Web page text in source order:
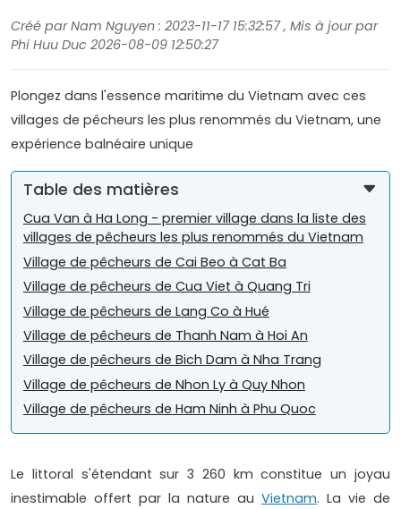
Créé par Nam Nguyen : 2023-11-17 15:32:57 , Mis à jour par
Phi Huu Duc 2026-08-09 12:50:27
Plongez dans l'essence maritime du Vietnam avec ces
villages de pêcheurs les plus renommés du Vietnam, une
expérience balnéaire unique
Table des matières
Cua Van à Ha Long - premier village dans la liste des
villages de pêcheurs les plus renommés du Vietnam
Village de pêcheurs de Cai Beo à Cat Ba
Village de pêcheurs de Cua Viet à Quang Tri
Village de pêcheurs de Lang Co à Hué
Village de pêcheurs de Thanh Nam à Hoi An
Village de pêcheurs de Bich Dam à Nha Trang
Village de pêcheurs de Nhon Ly à Quy Nhon
Village de pêcheurs de Ham Ninh à Phu Quoc
Le littoral s'étendant sur 3 260 km constitue un joyau
inestimable offert par la nature au Vietnam. La vie de